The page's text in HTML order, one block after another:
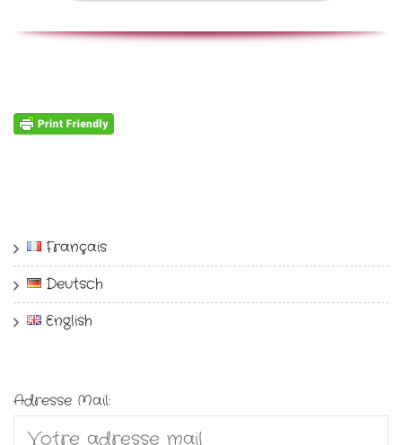
Français
Deutsch
English
Adresse Mail: